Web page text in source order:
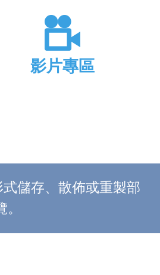
影片專區
儲存、散佈或重製部